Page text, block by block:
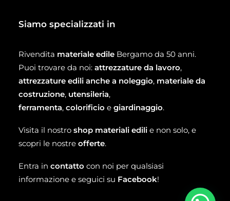
Siamo specializzati in
Rivendita materiale edile Bergamo da 50 anni.
Puoi trovare da noi: attrezzature da lavoro,
attrezzature edili anche a noleggio, materiale da
costruzione, utensileria,
ferramenta, colorificio e giardinaggio.
Visita il nostro shop materiali edili e non solo, e
scopri le nostre offerte.
Entra in contatto con noi per qualsiasi
informazione e seguici su Facebook!